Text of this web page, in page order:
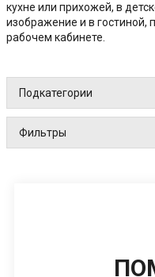
кухне или прихожей, в
изображение и в гостиной,
рабочем кабинете.
Подкатегории
Фильтры